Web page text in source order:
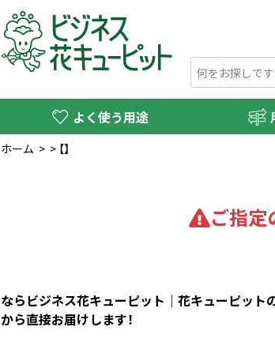
よく使う用途
ホーム > > 【】
ご指定
ならビジネス花キューピット｜花キューピット
から直接お届けします！